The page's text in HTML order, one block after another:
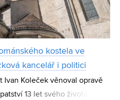
kostela ve
kancelář i politici
Ivan Koleček věnoval opravě
13 let svého života.